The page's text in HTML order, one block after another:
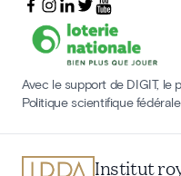
Avec le support de DIGIT, le
Politique scientifique
Institut